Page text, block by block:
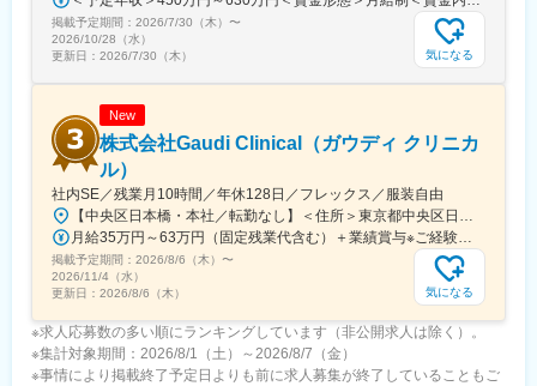
可能
変更の範囲：会社の定める業務
掲載予定期間： 2026/7/30（木） 〜
2026/10/28（水）
更新日： 2026/7/30（木） 気になる
New
株式会社Gaudi Clinical（ガウディ クリニカ
ル）
社内SE／残業月10時間／年休128日／フレックス／服装自由
掲載予定期間： 2026/8/6（木） 〜
2026/11/4（水）
更新日： 2026/8/6（木） 気になる
※求人応募数の多い順にランキングしています（非公開求人は除く）。
※集計対象期間：2026/8/1（土）～2026/8/7（金）
※事情により掲載終了予定日よりも前に求人募集が終了していることもご